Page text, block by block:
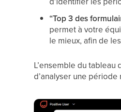
“Top 3 des
permet à votre
le mieux, afin de
L’ensemble du
d’analyser une